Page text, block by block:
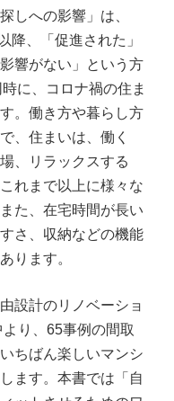
しへの影響」は、
降、「促進された」
響がない」という方
に、コロナ禍の住ま
。働き方や暮らし方
、住まいは、働く
、リラックスする
れまで以上に様々な
た、在宅時間が長い
さ、収納などの機能
ります。
設計のリノベーショ
り、65事例の間取
ちばん楽しいマンシ
ます。本書では「自